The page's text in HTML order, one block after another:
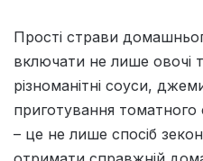
Прості страви
включати не лише овочі
різноманітні соуси,
приготування
– це не лише спосіб